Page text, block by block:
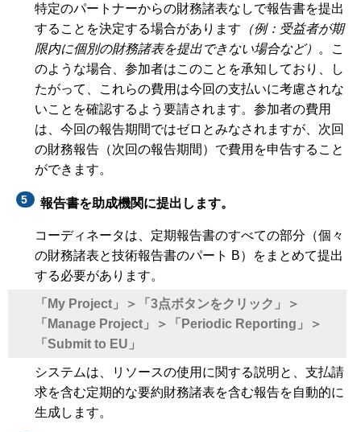
特定のパートナーからの財務諸表なしで報告書を提出
することを決定する場合があります （例：受益者が期
限内に個別の財務諸表を提出できない場合など）
。こ
のような場合、参加者はこのことを承知しており、し
たがって、これらの費用は今回の支払いに考慮されな
いことを確認するよう要請されます。参加者の費用
は、今回の報告期間ではゼロとみなされますが、次回
の財務報告（次回の報告期間）で費用を申告すること
ができます。
報告書を助成機関に提出します。
コーディネータは、定期報告書のすべての部分（個々
の財務諸表と技術報告書のパート B）をまとめて提出
する必要があります。
「My Project」＞「3点ボタンをクリック」＞
「Manage Project」＞「Periodic Reporting」＞
「Submit to EU」
システムは、リソースの使用に関する説明と、支払請
求を含む定期的な要約財務諸表を含む報告を自動的に
生成します。